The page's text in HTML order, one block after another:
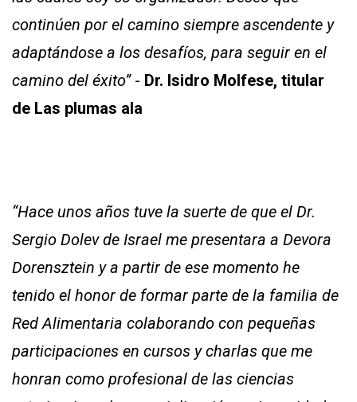
continúen por el camino siempre ascendente y
adaptándose a los desafíos, para seguir en el
camino del éxito”- Dr. Isidro Molfese, titular
de Las plumas ala
“Hace unos años tuve la suerte de que el Dr.
Sergio Dolev de Israel me presentara a Devora
Dorensztein y a partir de ese momento he
tenido el honor de formar parte de la familia de
Red Alimentaria colaborando con pequeñas
participaciones en cursos y charlas que me
honran como profesional de las ciencias